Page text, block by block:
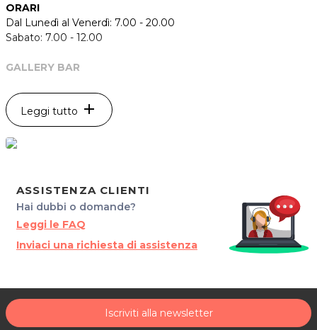
ORARI
Dal Lunedì al Venerdì: 7.00 - 20.00
Sabato: 7.00 - 12.00
GALLERY BAR
30027 e San Donà di Piave
Tel. 3395230733
P.IVA 04396060271
Leggi tutto add
ASSISTENZA CLIENTI
Hai dubbi o domande?
Leggi le FAQ
Inviaci una richiesta di assistenza
Iscriviti alla newsletter